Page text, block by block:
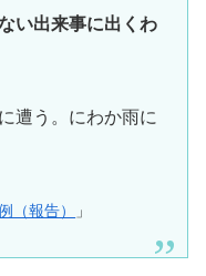
い出来事に出くわ
遭う。にわか雨に
（報告） 」